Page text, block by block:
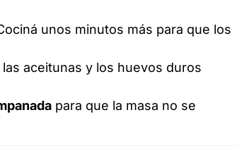
unos minutos más para que los
aceitunas y los huevos duros
para que la masa no se